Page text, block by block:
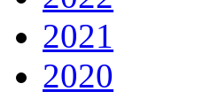
2021
2020